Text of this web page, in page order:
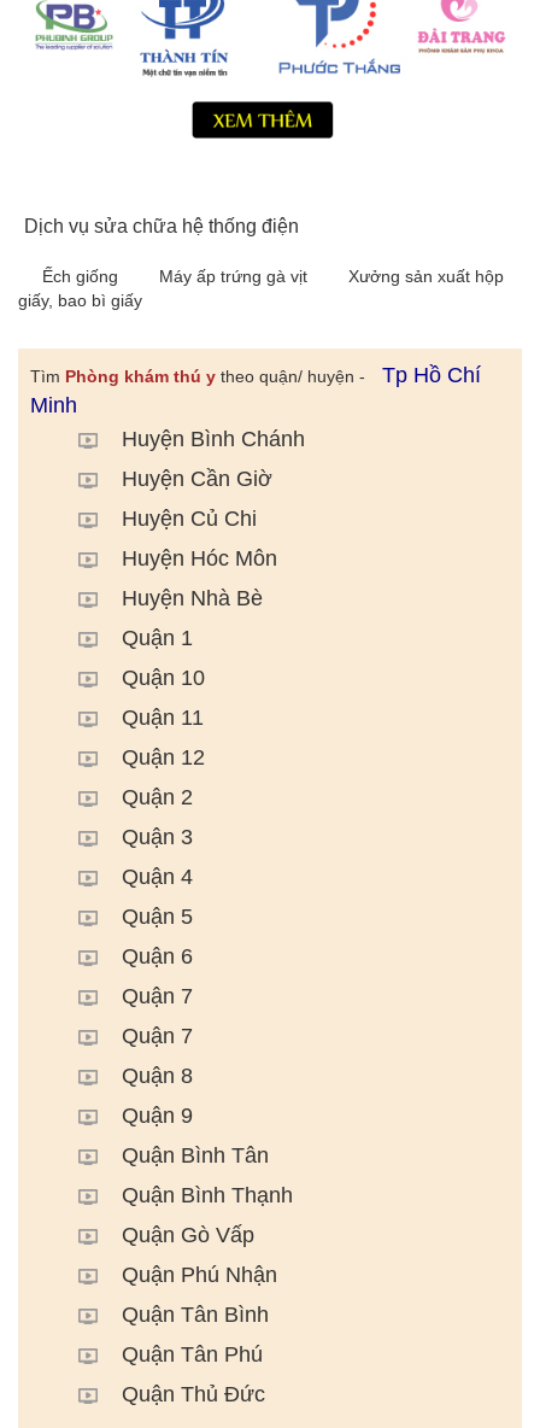
Dịch vụ sửa chữa hệ thống điện
Ếch giống Máy ấp trứng gà vịt
Xưởng sản xuất hộp
giấy, bao bì giấy
Tìm Phòng khám thú y theo quận/ huyện -
Tp Hồ Chí
Minh
Huyện Bình Chánh
Huyện Cần Giờ
Huyện Củ Chi
Huyện Hóc Môn
Huyện Nhà Bè
Quận 1
Quận 10
Quận 11
Quận 12
Quận 2
Quận 3
Quận 4
Quận 5
Quận 6
Quận 7
Quận 7
Quận 8
Quận 9
Quận Bình Tân
Quận Bình Thạnh
Quận Gò Vấp
Quận Phú Nhận
Quận Tân Bình
Quận Tân Phú
Quận Thủ Đức